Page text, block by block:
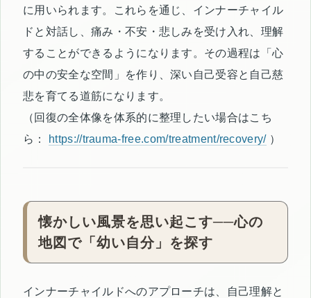
に用いられます。これらを通じ、インナーチャイル
ドと対話し、痛み・不安・悲しみを受け入れ、理解
することができるようになります。その過程は「心
の中の安全な空間」を作り、深い自己受容と自己慈
悲を育てる道筋になります。
（回復の全体像を体系的に整理したい場合はこち
ら：
https://trauma-free.com/treatment/recovery/）
懐かしい風景を思い起こす──心の
地図で「幼い自分」を探す
インナーチャイルドへのアプローチは、自己理解と